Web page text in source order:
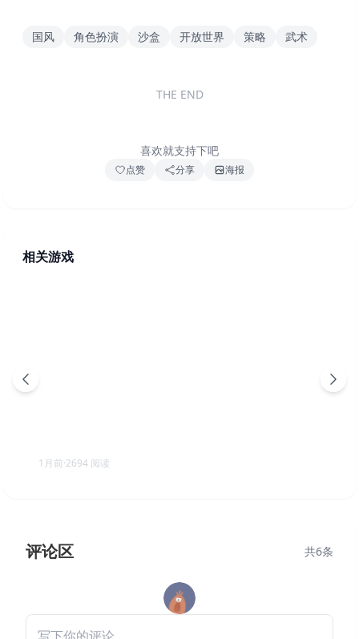
国风 角色扮演 沙盒 开放世界 策略 武术
THE END
喜欢就支持下吧
点赞 分享 海报
相关游戏
1月前·2694 阅读
评论区 共6条